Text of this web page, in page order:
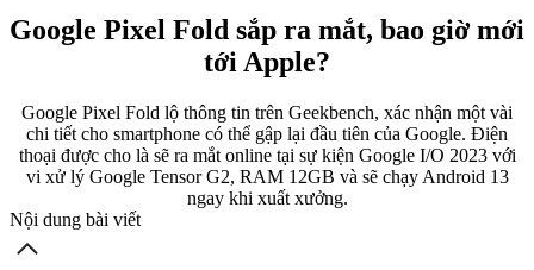
Google Pixel Fold sắp ra mắt, bao giờ mới
tới Apple?
Google Pixel Fold lộ thông tin trên Geekbench, xác nhận một vài
chi tiết cho smartphone có thể gập lại đầu tiên của Google. Điện
thoại được cho là sẽ ra mắt online tại sự kiện Google I/O 2023 với
vi xử lý Google Tensor G2, RAM 12GB và sẽ chạy Android 13
ngay khi xuất xưởng.
Nội dung bài viết